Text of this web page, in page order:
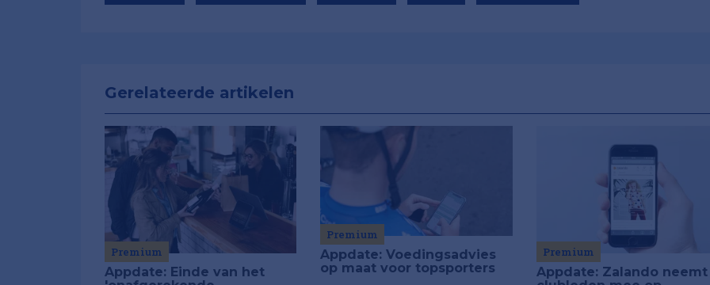
Gerelateerde artikelen
Premium
Appdate: Einde van het
Premium
Appdate: Voedingsadvies
op maat voor topsporters
Premium
Appdate: Zalando neemt